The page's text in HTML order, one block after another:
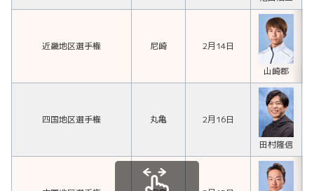
近畿地区選手権 尼崎 2月14日
山崎郡
四国地区選手権 丸亀 2月16日
田村隆信